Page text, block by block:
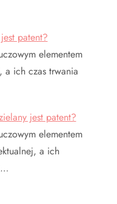
patent?
elementem
a ich czas trwania
jest patent?
elementem
a ich